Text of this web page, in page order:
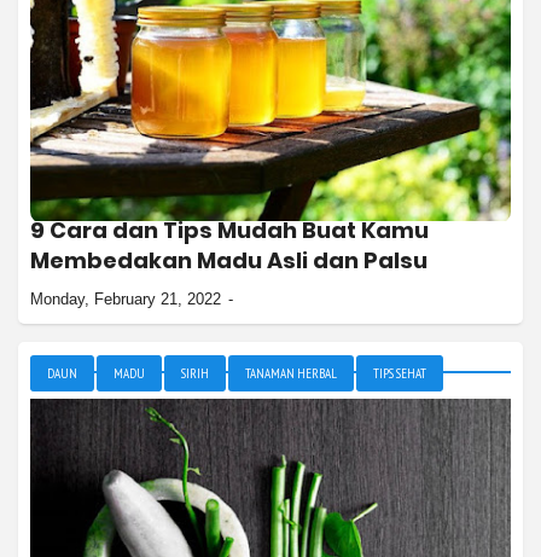
9 Cara dan Tips Mudah Buat Kamu
Membedakan Madu Asli dan Palsu
Monday, February 21, 2022
DAUN MADU SIRIH TANAMAN HERBAL TIPS SEHAT